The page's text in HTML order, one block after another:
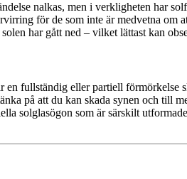
nalkas, men i verkligheten har
för de som inte är medvetna om
har gått ned – vilket lättast kan
fullständig eller partiell
på att du kan skada synen och till
solglasögon som är särskilt